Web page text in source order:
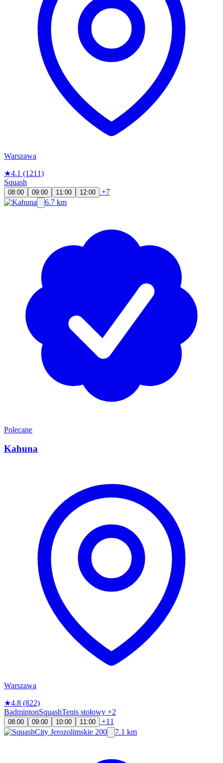
Warszawa
★4.1 (1211)
Squash
08:00 09:00 11:00 12:00
+7
6.7 km
Polecane
Kahuna
Warszawa
★4.8 (822)
BadmintonSquashTenis stołowy +2
08:00 09:00 10:00 11:00
+11
7.1 km